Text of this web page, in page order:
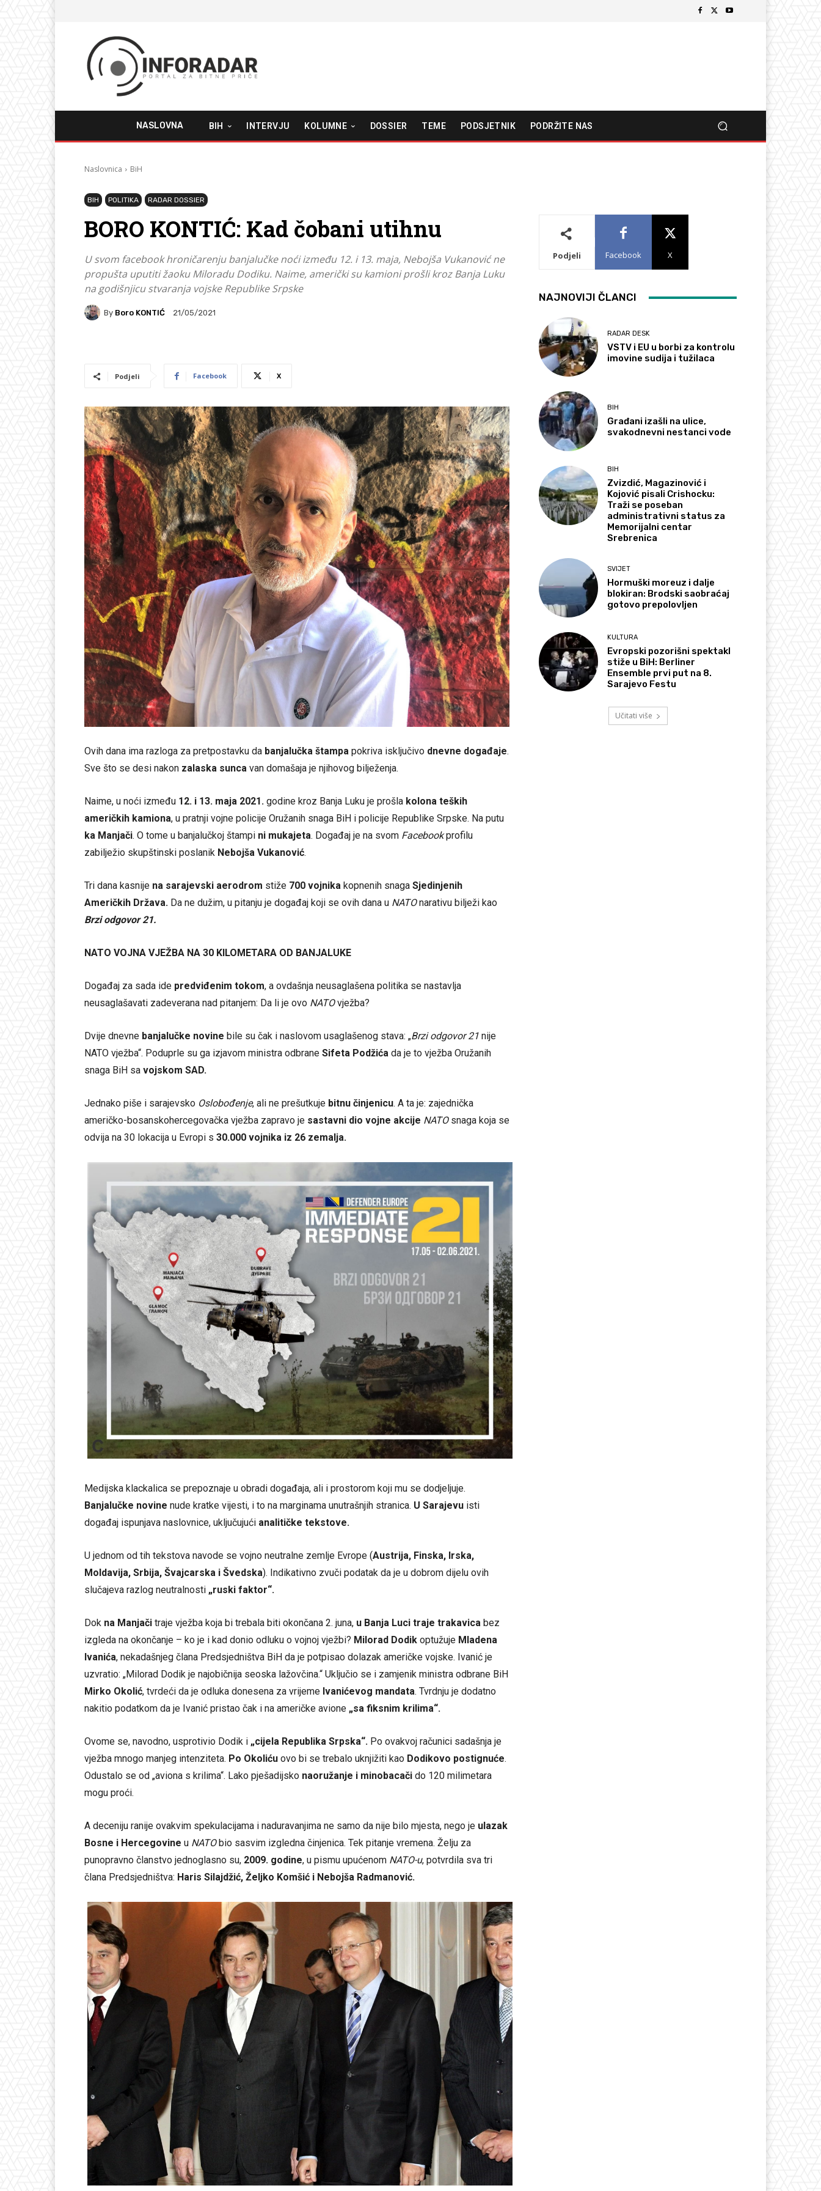
NASLOVNA BIH INTERVJU KOLUMNE DOSSIER TEME PODSJETNIK PODRŽITE NAS
Naslovnica BiH
BIH POLITIKA RADAR DOSSIER
BORO KONTIĆ: Kad čobani utihnu
U svom facebook hroničarenju banjalučke noći između 12. i 13. maja, Nebojša Vukanović ne
propušta uputiti žaoku Miloradu Dodiku. Naime, američki su kamioni prošli kroz Banja Luku
na godišnjicu stvaranja vojske Republike Srpske
By Boro KONTIĆ 21/05/2021
Podjeli Facebook X
Ovih dana ima razloga za pretpostavku da banjalučka štampa pokriva isključivo dnevne događaje.
Sve što se desi nakon zalaska sunca van domašaja je njihovog bilježenja.
Naime, u noći između 12. i 13. maja 2021. godine kroz Banja Luku je prošla kolona teških
američkih kamiona, u pratnji vojne policije Oružanih snaga BiH i policije Republike Srpske. Na putu
ka Manjači. O tome u banjalučkoj štampi ni mukajeta. Događaj je na svom Facebookprofilu
zabilježio skupštinski poslanik Nebojša Vukanović.
Tri dana kasnije na sarajevski aerodrom stiže 700 vojnika kopnenih snaga Sjedinjenih
Američkih Država. Da ne dužim, u pitanju je događaj koji se ovih dana u NATOnarativu bilježi kao
Brzi odgovor 21.
NATO VOJNA VJEŽBA NA 30 KILOMETARA OD BANJALUKE
Događaj za sada ide predviđenim tokom, a ovdašnja neusaglašena politika se nastavlja
neusaglašavati zadeverana nad pitanjem: Da li je ovo NATOvježba?
Dvije dnevne banjalučke novine bile su čak i naslovom usaglašenog stava: „Brzi odgovor 21 nije
NATO vježba“. Poduprle su ga izjavom ministra odbrane Sifeta Podžića da je to vježba Oružanih
snaga BiH sa vojskom SAD.
Jednako piše i sarajevsko Oslobođenje, ali ne prešutkuje bitnu činjenicu. A ta je: zajednička
američko-bosanskohercegovačka vježba zapravo je sastavni dio vojne akcije NATOsnaga koja se
odvija na 30 lokacija u Evropi s 30.000 vojnika iz 26 zemalja.
Medijska klackalica se prepoznaje u obradi događaja, ali i prostorom koji mu se dodjeljuje.
Banjalučke novine nude kratke vijesti, i to na marginama unutrašnjih stranica. U Sarajevu isti
događaj ispunjava naslovnice, uključujući analitičke tekstove.
U jednom od tih tekstova navode se vojno neutralne zemlje Evrope (Austrija, Finska, Irska,
Moldavija, Srbija, Švajcarska i Švedska). Indikativno zvuči podatak da je u dobrom dijelu ovih
slučajeva razlog neutralnosti „ruski faktor“.
Dok na Manjači traje vježba koja bi trebala biti okončana 2. juna, u Banja Luci traje trakavica bez
izgleda na okončanje – ko je i kad donio odluku o vojnoj vježbi? Milorad Dodik optužuje Mladena
Ivanića, nekadašnjeg člana Predsjedništva BiH da je potpisao dolazak američke vojske. Ivanić je
uzvratio: „Milorad Dodik je najobičnija seoska lažovčina.“ Uključio se i zamjenik ministra odbrane BiH
Mirko Okolić, tvrdeći da je odluka donesena za vrijeme Ivanićevog mandata. Tvrdnju je dodatno
nakitio podatkom da je Ivanić pristao čak i na američke avione „sa fiksnim krilima“.
Ovome se, navodno, usprotivio Dodik i „cijela Republika Srpska“. Po ovakvoj računici sadašnja je
vježba mnogo manjeg intenziteta. Po Okoliću ovo bi se trebalo uknjižiti kao Dodikovo postignuće.
Odustalo se od „aviona s krilima“. Lako pješadijsko naoružanje i minobacači do 120 milimetara
mogu proći.
A deceniju ranije ovakvim spekulacijama i naduravanjima ne samo da nije bilo mjesta, nego je ulazak
Bosne i Hercegovine u NATObio sasvim izgledna činjenica. Tek pitanje vremena. Želju za
punopravno članstvo jednoglasno su, 2009. godine, u pismu upućenom NATO-u, potvrdila sva tri
člana Predsjedništva: Haris Silajdžić, Željko Komšić i Nebojša Radmanović.
Podjeli Facebook X
NAJNOVIJI ČLANCI
RADAR DESK
VSTV i EU u borbi za kontrolu
imovine sudija i tužilaca
BIH
Građani izašli na ulice,
svakodnevni nestanci vode
BIH
Zvizdić, Magazinović i
Kojović pisali Crishocku:
Traži se poseban
administrativni status za
Memorijalni centar
Srebrenica
SVIJET
Hormuški moreuz i dalje
blokiran: Brodski saobraćaj
gotovo prepolovljen
KULTURA
Evropski pozorišni spektakl
stiže u BiH: Berliner
Ensemble prvi put na 8.
Sarajevo Festu
Učitati više